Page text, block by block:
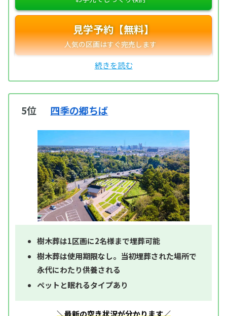
見学予約【無料】
5位 四季の郷ちば
樹木葬は1区画に2名様まで埋葬可能
樹木葬は使用期限なし。当初埋葬された場所で
永代にわたり供養される
ペットと眠れるタイプあり
＼最新の空き状況が分かります／